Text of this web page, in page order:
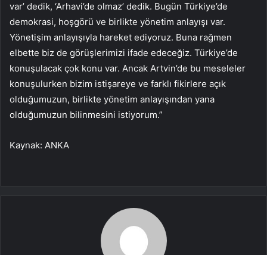
var’ dedik, ‘Arhavi’de olmaz’ dedik. Bugün Türkiye’de
demokrasi, hoşgörü ve birlikte yönetim anlayışı var.
Yönetişim anlayışıyla hareket ediyoruz. Buna rağmen
elbette biz de görüşlerimizi ifade edeceğiz. Türkiye’de
konuşulacak çok konu var. Ancak Artvin’de bu meseleler
konuşulurken bizim istişareye ve farklı fikirlere açık
olduğumuzun, birlikte yönetim anlayışından yana
olduğumuzun bilinmesini istiyorum.”
Kaynak: ANKA